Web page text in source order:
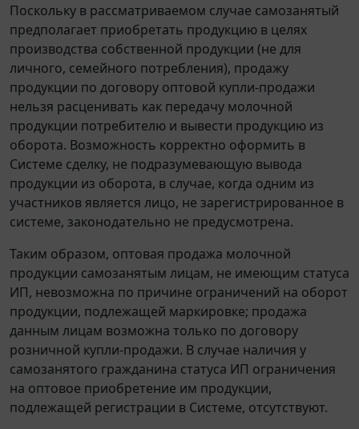
Поскольку в рассматриваемом случае самозанятый
предполагает приобретать продукцию в целях
производства собственной продукции (не для
личного, семейного потребления), продажу
продукции по договору оптовой купли-продажи
нельзя расценивать как передачу молочной
продукции потребителю и вывести продукцию из
оборота. Возможность корректно оформить в
Системе сделку, не подразумевающую вывода
продукции из оборота, в случае, когда одним из
участников является лицо, не зарегистрированное в
системе, законодательно не предусмотрена.
Таким образом, оптовая продажа молочной
продукции самозанятым лицам, не имеющим статуса
ИП, невозможна по причине ограничений на оборот
продукции, подлежащей маркировке; продажа
данным лицам возможна только по договору
розничной купли-продажи. В случае наличия у
самозанятого гражданина статуса ИП ограничения
на оптовое приобретение им продукции,
подлежащей регистрации в Системе, отсутствуют.